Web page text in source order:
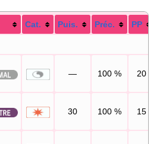
Cat. Puis. Préc. PP
— 100 % 20
30 100 % 15